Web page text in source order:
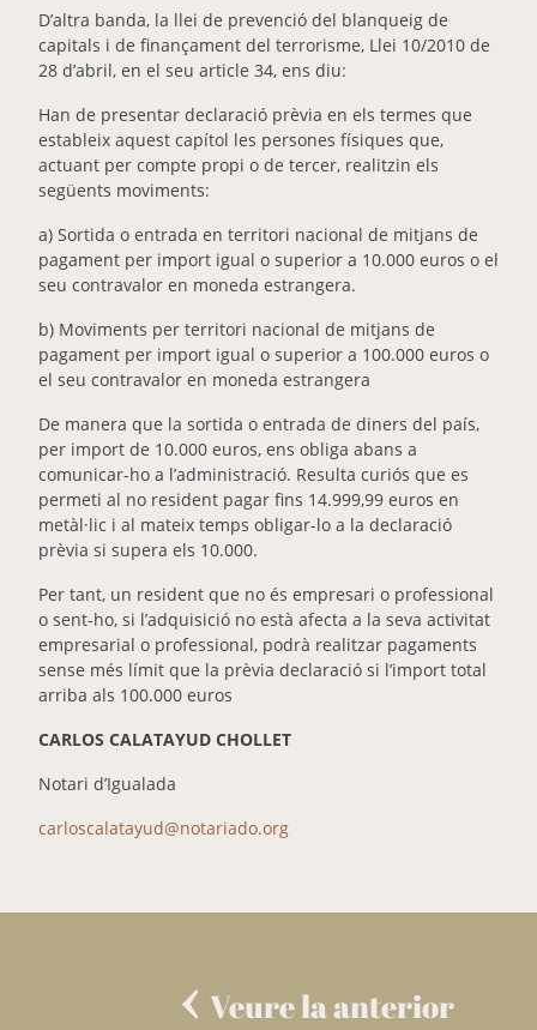
D’altra banda, la llei de prevenció del blanqueig de
capitals i de finançament del terrorisme, Llei 10/2010 de
28 d’abril, en el seu article 34, ens diu:
Han de presentar declaració prèvia en els termes que
estableix aquest capítol les persones físiques que,
actuant per compte propi o de tercer, realitzin els
següents moviments:
a) Sortida o entrada en territori nacional de mitjans de
pagament per import igual o superior a 10.000 euros o el
seu contravalor en moneda estrangera.
b) Moviments per territori nacional de mitjans de
pagament per import igual o superior a 100.000 euros o
el seu contravalor en moneda estrangera
De manera que la sortida o entrada de diners del país,
per import de 10.000 euros, ens obliga abans a
comunicar-ho a l’administració. Resulta curiós que es
permeti al no resident pagar fins 14.999,99 euros en
metàl·lic i al mateix temps obligar-lo a la declaració
prèvia si supera els 10.000.
Per tant, un resident que no és empresari o professional
o sent-ho, si l’adquisició no està afecta a la seva activitat
empresarial o professional, podrà realitzar pagaments
sense més límit que la prèvia declaració si l’import total
arriba als 100.000 euros
CARLOS CALATAYUD CHOLLET
Notari d’Igualada
carloscalatayud@notariado.org
Veure la anterior